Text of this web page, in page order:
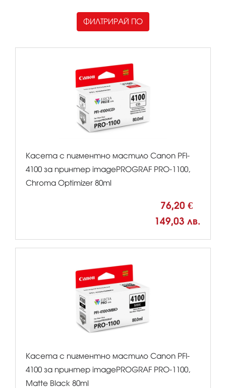
ФИЛТРИРАЙ ПО
Касета с пигментно мастило Canon PFI-
4100 за принтер imagePROGRAF PRO-1100,
Chroma Optimizer 80ml
76,20 €
149,03 лв.
Касета с пигментно мастило Canon PFI-
4100 за принтер imagePROGRAF PRO-1100,
Matte Black 80ml